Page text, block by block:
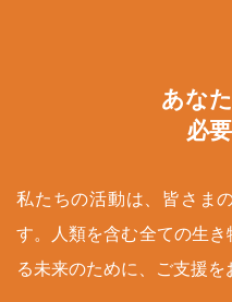
あな
必
私たちの活動は、皆さま
す。人類を含む全ての生
る未来のために、ご支援を